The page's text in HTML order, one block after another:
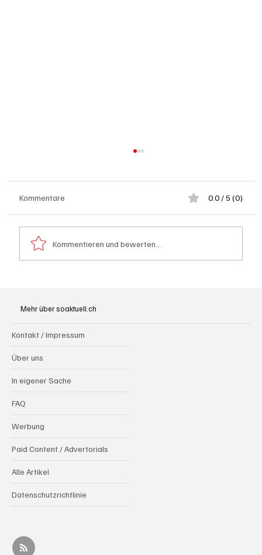
Kommentare 0.0 / 5 (0)
Kommentieren und bewerten...
Mehr über soaktuell.ch
Kontakt / Impressum
Über uns
In eigener Sache
FAQ
Werbung
Paid Content / Advertorials
Alle Artikel
Datenschutzrichtlinie